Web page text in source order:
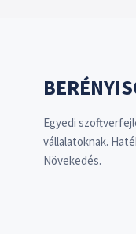
Egyedi
vállalatoknak.
Növekedés.